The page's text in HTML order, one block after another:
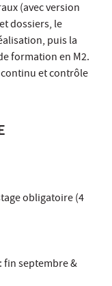
(avec version
dossiers, le
puis la
formation en M2.
et contrôle
obligatoire (4
fin septembre &